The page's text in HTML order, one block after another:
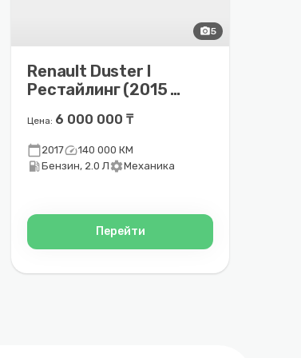
photo_camera5
Renault Duster I
Рестайлинг (2015 –
Цена: 6 000 000 ₸
calendar_today2017speed140 000 КМ
local_gas_stationБензин, 2.0 Л settingsМеханика
Перейти